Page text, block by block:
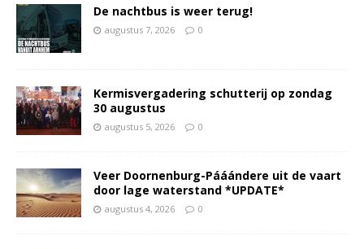
De nachtbus is weer terug!
augustus 7, 2026 0
Kermisvergadering schutterij op zondag
30 augustus
augustus 5, 2026 0
Veer Doornenburg-Pááándere uit de vaart
door lage waterstand *UPDATE*
augustus 4, 2026 0